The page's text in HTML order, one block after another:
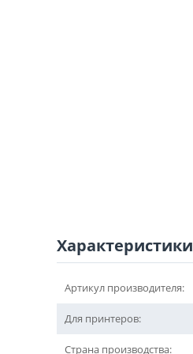
Характеристики
Артикул производителя:
Для принтеров:
Страна производства: